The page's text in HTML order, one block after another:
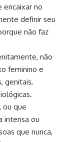
encaixar no
definir seu
não faz
não
feminino e
genitais,
ou que
intensa ou
que nunca,